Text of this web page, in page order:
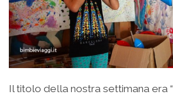
Il titolo della nostra settimana era “